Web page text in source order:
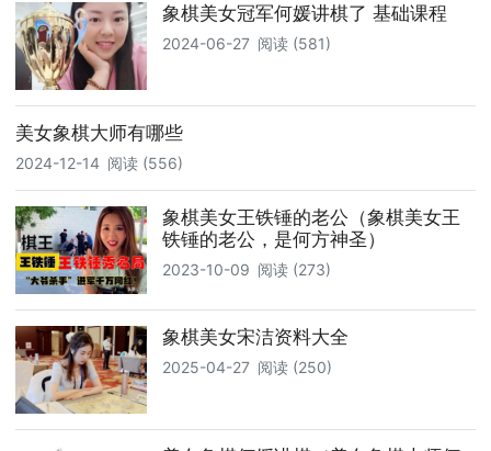
象棋美女冠军何媛讲棋了 基础课程
2024-06-27 阅读 (581)
美女象棋大师有哪些
2024-12-14 阅读 (556)
象棋美女王铁锤的老公（象棋美女王
铁锤的老公，是何方神圣）
2023-10-09 阅读 (273)
象棋美女宋洁资料大全
2025-04-27 阅读 (250)